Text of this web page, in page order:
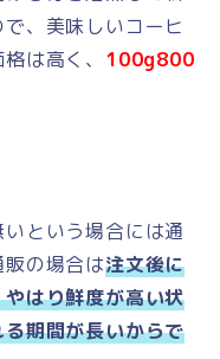
、美味しいコーヒ
は高く、 100g800
という場合には通
の場合は注文後に
はり鮮度が高い状
期間が長いからで